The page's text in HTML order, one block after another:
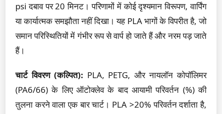
psi दबाव पर 20 मिनट। परिणामों में कोई दृश्यमान विरूपण, वार्पिंग
या कार्यात्मक समझौता नहीं दिखा। यह PLA भागों के विपरीत है, जो
समान परिस्थितियों में गंभीर रूप से वार्प हो जाते हैं और नरम पड़ जाते
हैं।
चार्ट विवरण (कल्पित): PLA, PETG, और नायलॉन कोपॉलिमर
(PA6/66) के लिए ऑटोक्लेव के बाद आयामी परिवर्तन (%) की
तुलना करने वाला एक बार चार्ट। PLA >20% परिवर्तन दर्शाता है,